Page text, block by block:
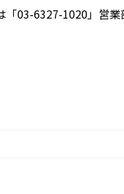
「03-6327-1020」営